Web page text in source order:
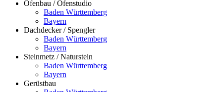
Ofenbau / Ofenstudio
Baden Württemberg
Bayern
Dachdecker / Spengler
Baden Württemberg
Bayern
Steinmetz / Naturstein
Baden Württemberg
Bayern
Gerüstbau